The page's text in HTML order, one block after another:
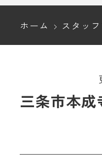
ホーム スタッ
三条市本